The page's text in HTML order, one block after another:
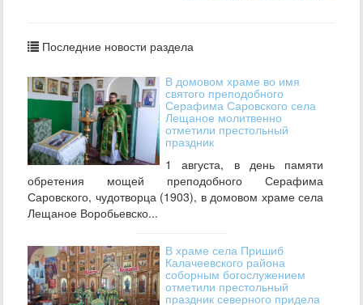
Последние новости раздела
В домовом храме во имя
святого преподобного
Серафима Саровского села
Лещаное молитвенно
отметили престольный
праздник
1 августа, в день памяти
обретения мощей преподобного Серафима
Саровского, чудотворца (1903), в домовом храме села
Лещаное Воробьевско...
В храме села Пришиб
Калачеевского района
соборным богослужением
отметили престольный
праздник северного придела